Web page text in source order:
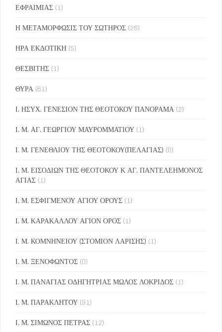
ΕΦΡΑΙΜΙΑΣ (1)
Η ΜΕΤΑΜΟΡΦΩΣΙΣ ΤΟΥ ΣΩΤΗΡΟΣ (26)
ΗΡΑ ΕΚΔΟΤΙΚΗ (5)
ΘΕΣΒΙΤΗΣ (1)
ΘΥΡΑ (61)
Ι. ΗΣΥΧ. ΓΕΝΕΣΙΟΝ ΤΗΣ ΘΕΟΤΟΚΟΥ ΠΑΝΟΡΑΜΑ (2)
Ι. Μ. ΑΓ. ΓΕΩΡΓΙΟΥ ΜΑΥΡΟΜΜΑΤΙΟΥ (1)
Ι. Μ. ΓΕΝΕΘΛΙΟΥ ΤΗΣ ΘΕΟΤΟΚΟΥ(ΠΕΛΑΓΙΑΣ) (0)
Ι. Μ. ΕΙΣΟΔΙΩΝ ΤΗΣ ΘΕΟΤΟΚΟΥ Κ ΑΓ. ΠΑΝΤΕΛΕΗΜΟΝΟΣ
ΑΓΙΑΣ (1)
Ι. Μ. ΕΣΦΙΓΜΕΝΟΥ ΑΓΙΟΥ ΟΡΟΥΣ (1)
Ι. Μ. ΚΑΡΑΚΑΛΛΟΥ ΑΓΙΟΝ ΟΡΟΣ (1)
Ι. Μ. ΚΟΜΝΗΝΕΙΟΥ (ΣΤΟΜΙΟΝ ΛΑΡΙΣΗΣ) (1)
Ι. Μ. ΞΕΝΟΦΩΝΤΟΣ (0)
Ι. Μ. ΠΑΝΑΓΙΑΣ ΟΔΗΓΗΤΡΙΑΣ ΜΩΛΟΣ ΛΟΚΡΙΔΟΣ (1)
Ι. Μ. ΠΑΡΑΚΛΗΤΟΥ (91)
Ι. Μ. ΣΙΜΩΝΟΣ ΠΕΤΡΑΣ (12)